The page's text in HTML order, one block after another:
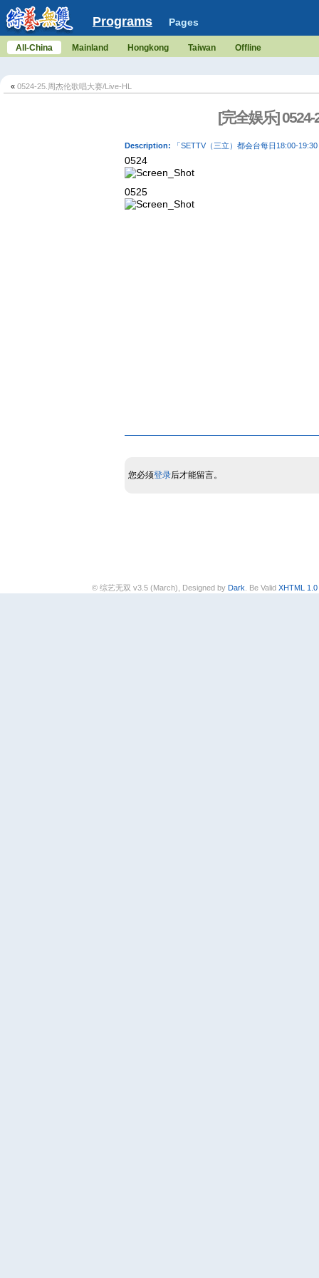
Programs Pages
All-China Mainland Hongkong Taiwan Offline
« 0524-25.周杰伦歌唱大赛/Live-HL
[完全娱乐]
Description: 「SETTV（三立）都会台每日18:00-
0524
0525
您必须登录后才能留言。
© 综艺无双 v3.5 (March), Designed by Dark . Be Valid XHTML